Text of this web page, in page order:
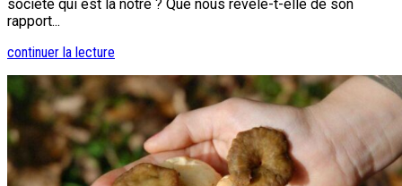
société qui est la nôtre ? Que nous révèle-t-elle de son
rapport...
continuer la lecture